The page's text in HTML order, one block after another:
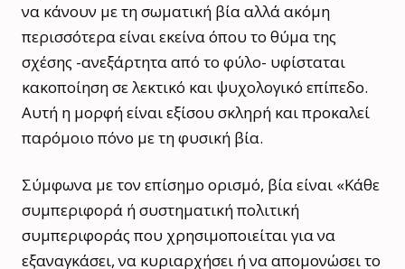
να κάνουν με τη σωματική βία αλλά ακόμη
περισσότερα είναι εκείνα όπου το θύμα της
σχέσης -ανεξάρτητα από το φύλο- υφίσταται
κακοποίηση σε λεκτικό και ψυχολογικό επίπεδο.
Αυτή η μορφή είναι εξίσου σκληρή και προκαλεί
παρόμοιο πόνο με τη φυσική βία.
Σύμφωνα με τον επίσημο ορισμό, βία είναι «Κάθε
συμπεριφορά ή συστηματική πολιτική
συμπεριφοράς που χρησιμοποιείται για να
εξαναγκάσει, να κυριαρχήσει ή να απομονώσει το